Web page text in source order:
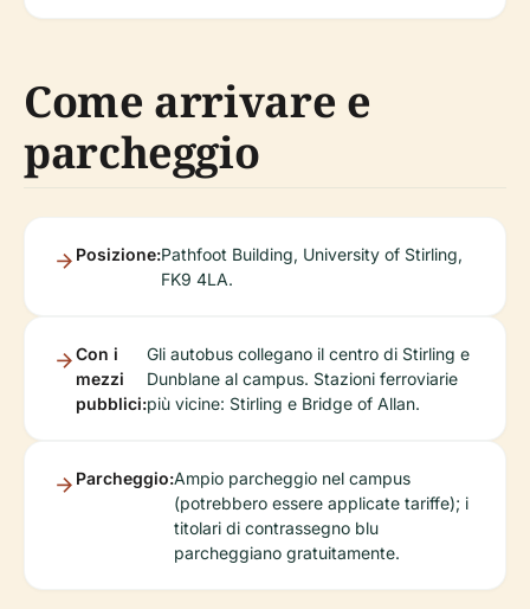
Come arrivare e
parcheggio
Posizione:Pathfoot Building, University of Stirling,
FK9 4LA.
Con i
mezzi
pubblici:
Gli autobus collegano il centro di Stirling e
Dunblane al campus. Stazioni ferroviarie
più vicine: Stirling e Bridge of Allan.
Parcheggio:Ampio parcheggio nel campus
(potrebbero essere applicate tariffe); i
titolari di contrassegno blu
parcheggiano gratuitamente.